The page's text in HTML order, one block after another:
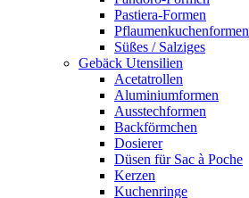
Pastiera-Formen
Pflaumenkuchenformen
Süßes / Salziges
Gebäck Utensilien
Acetatrollen
Aluminiumformen
Ausstechformen
Backförmchen
Dosierer
Düsen für Sac à Poche
Kerzen
Kuchenringe